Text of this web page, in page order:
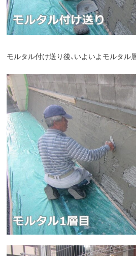
モルタル付け送り後、いよいよモルタル